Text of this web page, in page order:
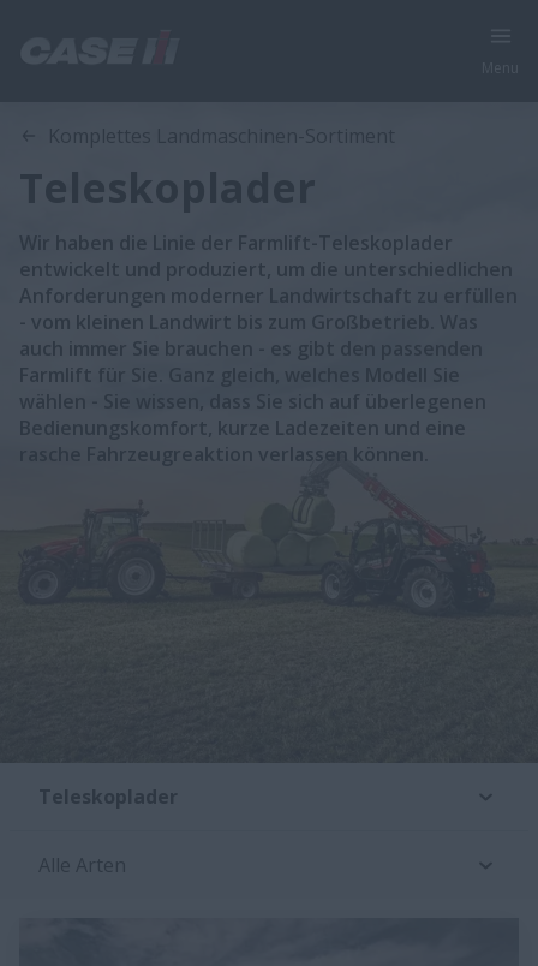
Komplettes Landmaschinen-Sortiment
Teleskoplader
Wir haben die Linie der Farmlift-Teleskoplader
entwickelt und produziert, um die unterschiedlichen
Anforderungen moderner Landwirtschaft zu erfüllen
- vom kleinen Landwirt bis zum Großbetrieb. Was
auch immer Sie brauchen - es gibt den passenden
Farmlift für Sie. Ganz gleich, welches Modell Sie
wählen - Sie wissen, dass Sie sich auf überlegenen
Bedienungskomfort, kurze Ladezeiten und eine
rasche Fahrzeugreaktion verlassen können.
Teleskoplader
Alle Arten